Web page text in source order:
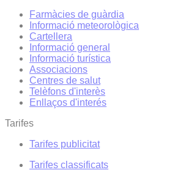
Farmàcies de guàrdia
Informació meteorològica
Cartellera
Informació general
Informació turística
Associacions
Centres de salut
Telèfons d'interès
Enllaços d'interés
Tarifes
Tarifes publicitat
Tarifes classificats